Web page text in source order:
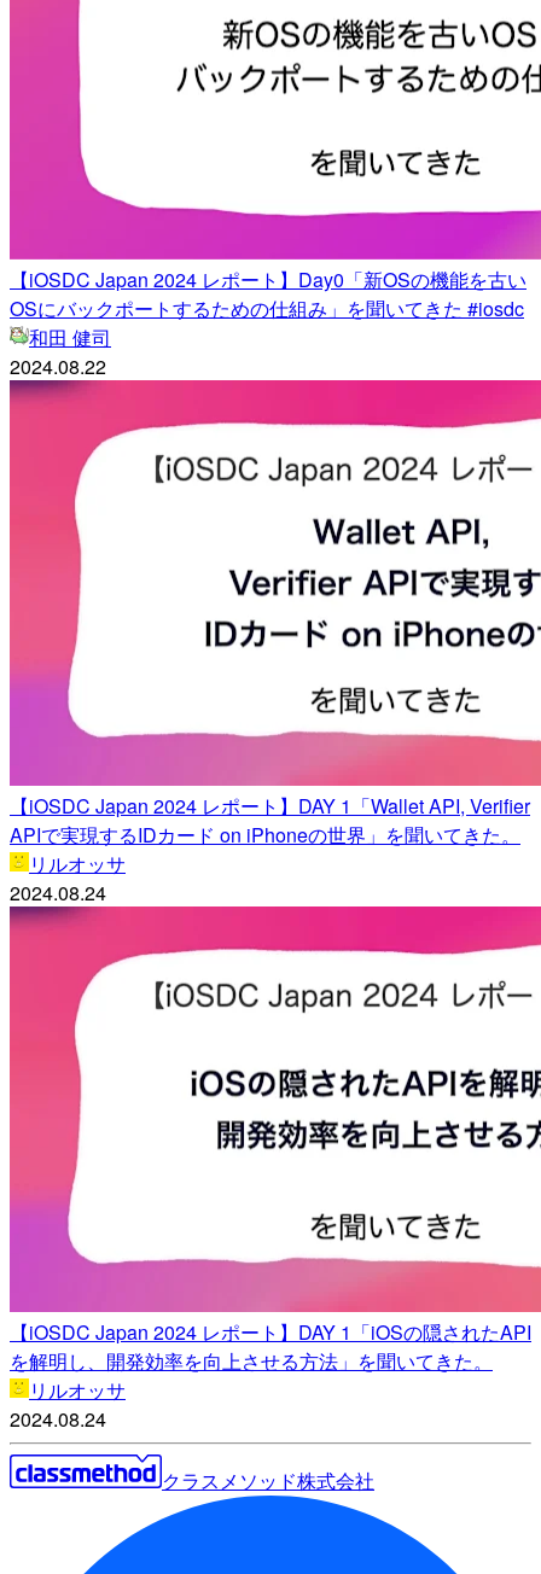
【iOSDC Japan 2024 レポート】Day0「新OSの機能を古い
OSにバックポートするための仕組み」を聞いてきた #iosdc
和田 健司
2024.08.22
【iOSDC Japan 2024 レポート】DAY 1「Wallet API, Verifier
APIで実現するIDカード on iPhoneの世界」を聞いてきた。
リルオッサ
2024.08.24
【iOSDC Japan 2024 レポート】DAY 1「iOSの隠されたAPI
を解明し、開発効率を向上させる方法」を聞いてきた。
リルオッサ
2024.08.24
クラスメソッド株式会社